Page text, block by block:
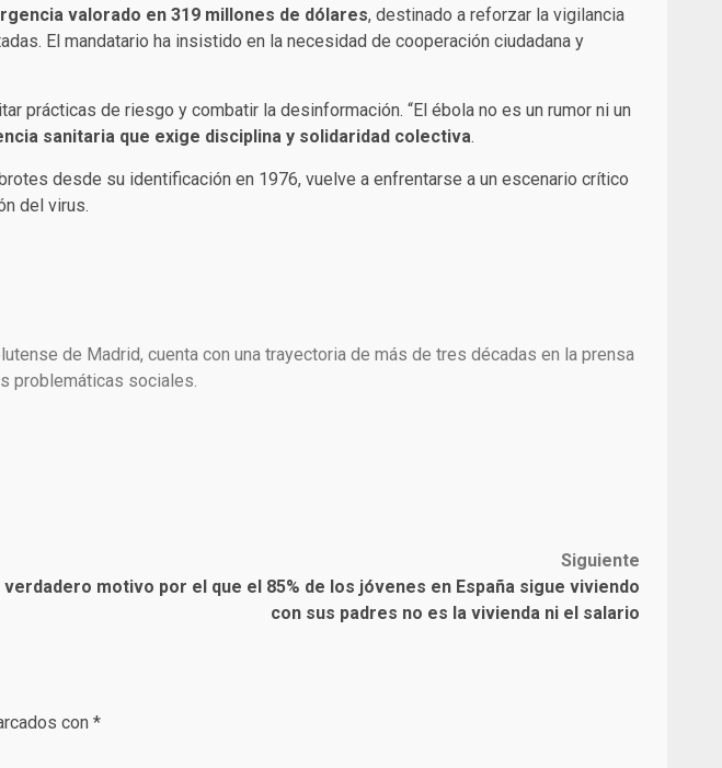
valorado en 319 millones de dólares, destinado a reforzar la vigilancia
El mandatario ha insistido en la necesidad de cooperación ciudadana y
prácticas de riesgo y combatir la desinformación. “El ébola no es un rumor ni un
sanitaria que exige disciplina y solidaridad colectiva.
desde su identificación en 1976, vuelve a enfrentarse a un escenario crítico
del virus.
de Madrid, cuenta con una trayectoria de más de tres décadas en la prensa
problemáticas sociales.
Siguiente
verdadero motivo por el que el 85% de los jóvenes en España sigue viviendo
con sus padres no es la vivienda ni el salario
con *